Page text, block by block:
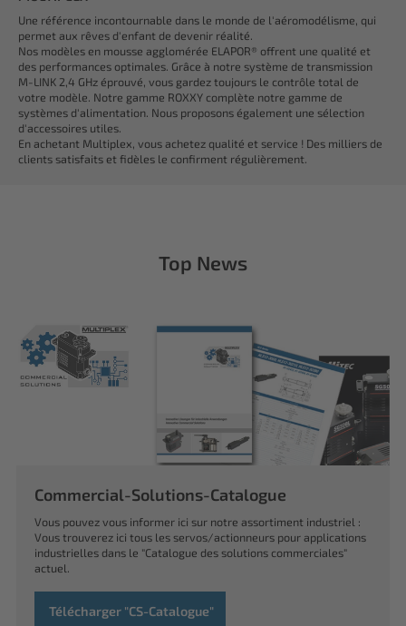
Une référence incontournable dans le monde de l'aéromodélisme, qui
permet aux rêves d'enfant de devenir réalité.
Nos modèles en mousse agglomérée ELAPOR® offrent une qualité et
des performances optimales. Grâce à notre système de transmission
M-LINK 2,4 GHz éprouvé, vous gardez toujours le contrôle total de
votre modèle. Notre gamme ROXXY complète notre gamme de
systèmes d'alimentation. Nous proposons également une sélection
d'accessoires utiles.
En achetant Multiplex, vous achetez qualité et service ! Des milliers de
clients satisfaits et fidèles le confirment régulièrement.
Top News
Commercial-Solutions-Catalogue
Vous pouvez vous informer ici sur notre assortiment industriel :
Vous trouverez ici tous les servos/actionneurs pour applications
industrielles dans le "Catalogue des solutions commerciales"
actuel.
Télécharger "CS-Catalogue"